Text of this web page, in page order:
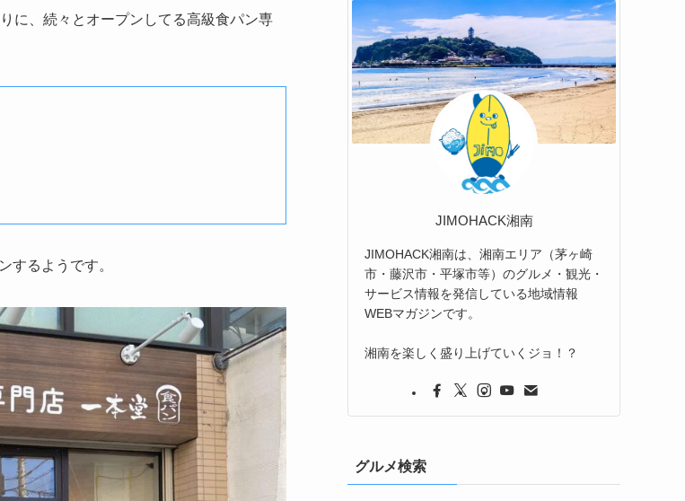
に、続々とオープンしてる高級食パン専
するようです。
JIMOHACK湘南
JIMOHACK湘南は、湘南エリア（茅ヶ崎
市・藤沢市・平塚市等）のグルメ・観光・
サービス情報を発信している地域情報
WEBマガジンです。
湘南を楽しく盛り上げていくジョ！？
グルメ検索